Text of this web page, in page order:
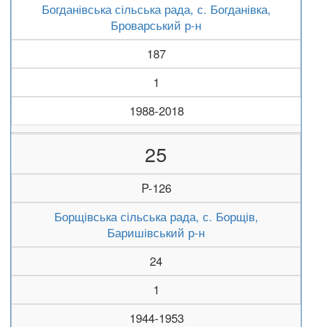
Богданівська сільська рада, с. Богданівка,
Броварський р-н
187
1
1988-2018
25
P-126
Борщівська сільська рада, с. Борщів,
Баришівський р-н
24
1
1944-1953